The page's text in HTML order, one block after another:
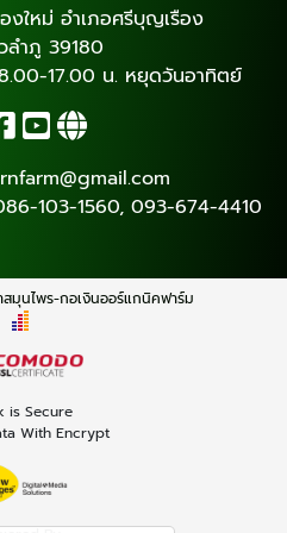
งใหม่ อำเภอศรีบุญเรือง
ลำภู 39180
17.00 น. หยุดวันอาทิตย์
103-1560, 093-674-4410
สมุนไพร-กอเงินออร์แกนิคฟาร์ม
is Secure
With Encrypt